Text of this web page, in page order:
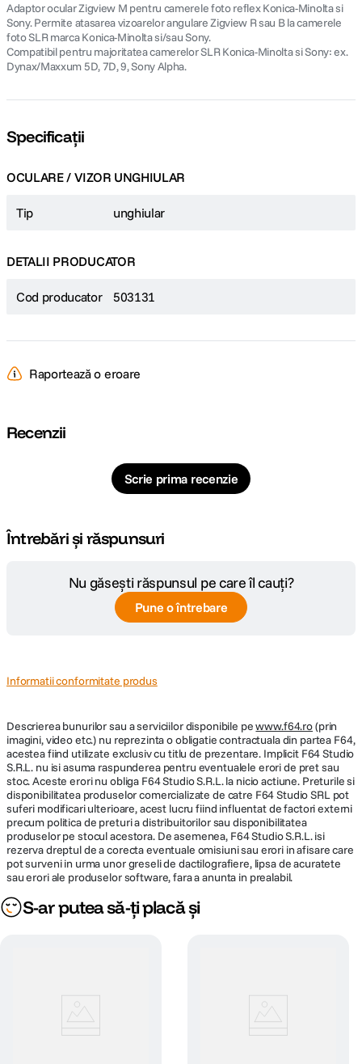
Adaptor ocular Zigview M pentru camerele foto reflex Konica-Minolta si
Sony. Permite atasarea vizoarelor angulare Zigview R sau B la camerele
foto SLR marca Konica-Minolta si/sau Sony.
Compatibil pentru majoritatea camerelor SLR Konica-Minolta si Sony: ex.
Dynax/Maxxum 5D, 7D, 9, Sony Alpha.
Specificații
OCULARE / VIZOR UNGHIULAR
Tip unghiular
DETALII PRODUCATOR
Cod producator 503131
Raportează o eroare
Recenzii
Scrie prima recenzie
Întrebări și răspunsuri
Nu găsești răspunsul pe care îl cauți?
Pune o întrebare
Informatii conformitate produs
Descrierea bunurilor sau a serviciilor disponibile pewww.f64.ro(prin
imagini, video etc.) nu reprezinta o obligatie contractuala din partea F64,
acestea fiind utilizate exclusiv cu titlu de prezentare. Implicit F64 Studio
S.R.L. nu isi asuma raspunderea pentru eventualele erori de pret sau
stoc. Aceste erori nu obliga F64 Studio S.R.L. la nicio actiune. Preturile si
disponibilitatea produselor comercializate de catre F64 Studio SRL pot
suferi modificari ulterioare, acest lucru fiind influentat de factori externi
precum politica de preturi a distribuitorilor sau disponibilitatea
produselor pe stocul acestora. De asemenea, F64 Studio S.R.L. isi
rezerva dreptul de a corecta eventuale omisiuni sau erori in afisare care
pot surveni in urma unor greseli de dactilografiere, lipsa de acuratete
sau erori ale produselor software, fara a anunta in prealabil.
S-ar putea să-ți placă și